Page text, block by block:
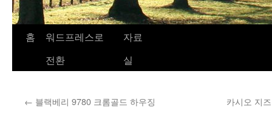
컨
로
홈
워드프레스로
전환
자료
실
← 블랙베리 9780 크롬골드 하우징 카시오 지